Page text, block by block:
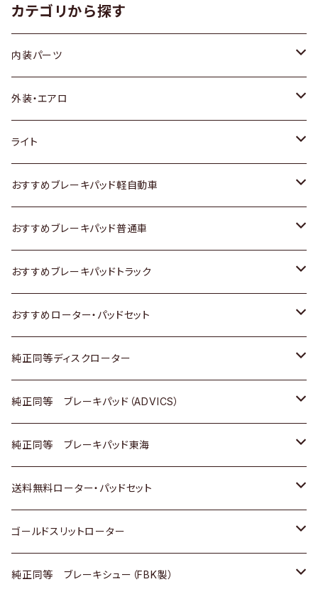
カテゴリから探す
内装パーツ
トヨタ
ホンダ
スズキ
日産
いすゞ
ダイハツ
マツダ
三菱
スバル
日野
三菱ふそう
ＢＭＷ
外装・エアロ
トヨタ
ホンダ
スズキ
日産
いすゞ
ダイハツ
マツダ
三菱
日野
三菱ふそう
ライト
トヨタ
スズキ
日産
いすゞ
ダイハツ
三菱
日野
三菱ふそう
その他
おすすめブレーキパッド軽自動車
トヨタ
ホンダ
スズキ
日産
ダイハツ
マツダ
三菱
スバル
おすすめブレーキパッド普通車
トヨタ
ホンダ
スズキ
日産
いすゞ
ダイハツ
マツダ
三菱
おすすめブレーキパッドトラック
トヨタ
日産
いすゞ
ダイハツ
マツダ
三菱
おすすめローター・パッドセット
トヨタ
ホンダ
スズキ
日産
ダイハツ
マツダ
純正同等ディスクローター
トヨタ
ホンダ
スズキ
日産
いすゞ
純正同等 ブレーキパッド（ADVICS）
トヨタ
ホンダ
スズキ
日産
純正同等 ブレーキパッド東海
トヨタ
ホンダ
日産
送料無料ローター・パッドセット
トヨタ
ホンダ
ゴールドスリットローター
トヨタ
純正同等 ブレーキシュー（FBK製）